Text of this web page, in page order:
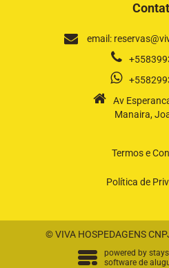
email:
Av
Manaira,
Termos e
Política de
© VIVA HOSPEDAGENS
powered by
software de